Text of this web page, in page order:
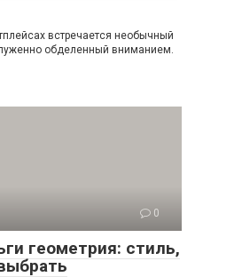
встречается необычный
обделенный вниманием.
0
геометрия: стиль,